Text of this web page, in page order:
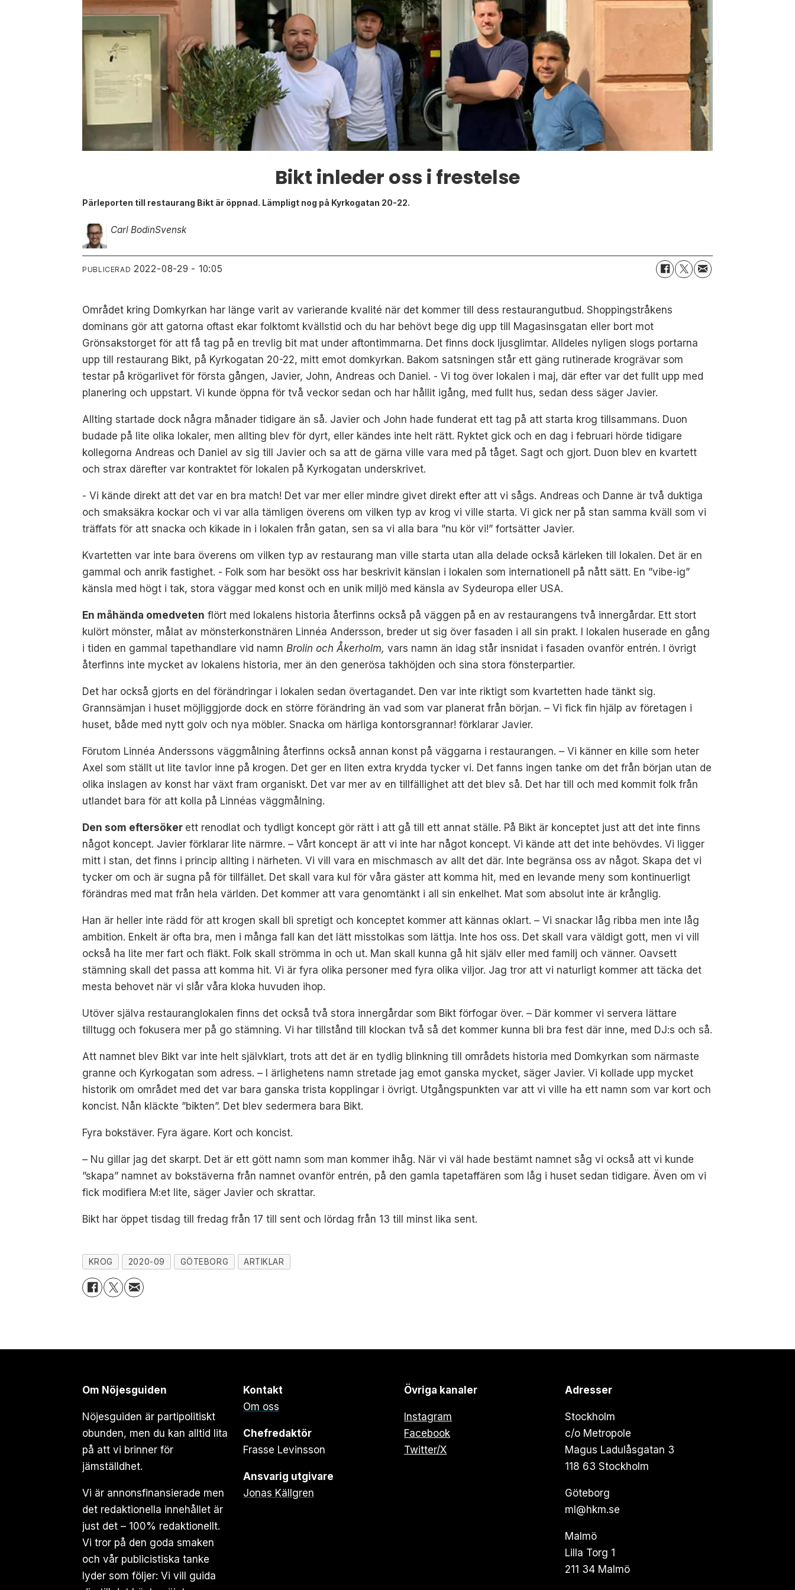
Bikt inleder oss i frestelse
Pärleporten till restaurang Bikt är öppnad. Lämpligt nog på Kyrkogatan 20-22.
Carl BodinSvensk
PUBLICERAD 2022-08-29 - 10:05
Området kring Domkyrkan har länge varit av varierande kvalité när det kommer till dess restaurangutbud. Shoppingstråkens
dominans gör att gatorna oftast ekar folktomt kvällstid och du har behövt bege dig upp till Magasinsgatan eller bort mot
Grönsakstorget för att få tag på en trevlig bit mat under aftontimmarna. Det finns dock ljusglimtar. Alldeles nyligen slogs portarna
upp till restaurang Bikt, på Kyrkogatan 20-22, mitt emot domkyrkan. Bakom satsningen står ett gäng rutinerade krogrävar som
testar på krögarlivet för första gången, Javier, John, Andreas och Daniel. - Vi tog över lokalen i maj, där efter var det fullt upp med
planering och uppstart. Vi kunde öppna för två veckor sedan och har hållit igång, med fullt hus, sedan dess säger Javier.
Allting startade dock några månader tidigare än så. Javier och John hade funderat ett tag på att starta krog tillsammans. Duon
budade på lite olika lokaler, men allting blev för dyrt, eller kändes inte helt rätt. Ryktet gick och en dag i februari hörde tidigare
kollegorna Andreas och Daniel av sig till Javier och sa att de gärna ville vara med på tåget. Sagt och gjort. Duon blev en kvartett
och strax därefter var kontraktet för lokalen på Kyrkogatan underskrivet.
- Vi kände direkt att det var en bra match! Det var mer eller mindre givet direkt efter att vi sågs. Andreas och Danne är två duktiga
och smaksäkra kockar och vi var alla tämligen överens om vilken typ av krog vi ville starta. Vi gick ner på stan samma kväll som vi
träffats för att snacka och kikade in i lokalen från gatan, sen sa vi alla bara ”nu kör vi!” fortsätter Javier.
Kvartetten var inte bara överens om vilken typ av restaurang man ville starta utan alla delade också kärleken till lokalen. Det är en
gammal och anrik fastighet. - Folk som har besökt oss har beskrivit känslan i lokalen som internationell på nått sätt. En ”vibe-ig”
känsla med högt i tak, stora väggar med konst och en unik miljö med känsla av Sydeuropa eller USA.
En måhända omedveten flört med lokalens historia återfinns också på väggen på en av restaurangens två innergårdar. Ett stort
kulört mönster, målat av mönsterkonstnären Linnéa Andersson, breder ut sig över fasaden i all sin prakt. I lokalen huserade en gång
i tiden en gammal tapethandlare vid namnBrolin och Åkerholm,vars namn än idag står insnidat i fasaden ovanför entrén. I övrigt
återfinns inte mycket av lokalens historia, mer än den generösa takhöjden och sina stora fönsterpartier.
Det har också gjorts en del förändringar i lokalen sedan övertagandet. Den var inte riktigt som kvartetten hade tänkt sig.
Grannsämjan i huset möjliggjorde dock en större förändring än vad som var planerat från början. – Vi fick fin hjälp av företagen i
huset, både med nytt golv och nya möbler. Snacka om härliga kontorsgrannar! förklarar Javier.
Förutom Linnéa Anderssons väggmålning återfinns också annan konst på väggarna i restaurangen. – Vi känner en kille som heter
Axel som ställt ut lite tavlor inne på krogen. Det ger en liten extra krydda tycker vi. Det fanns ingen tanke om det från början utan de
olika inslagen av konst har växt fram organiskt. Det var mer av en tillfällighet att det blev så. Det har till och med kommit folk från
utlandet bara för att kolla på Linnéas väggmålning.
Den som eftersöker ett renodlat och tydligt koncept gör rätt i att gå till ett annat ställe. På Bikt är konceptet just att det inte finns
något koncept. Javier förklarar lite närmre. – Vårt koncept är att vi inte har något koncept. Vi kände att det inte behövdes. Vi ligger
mitt i stan, det finns i princip allting i närheten. Vi vill vara en mischmasch av allt det där. Inte begränsa oss av något. Skapa det vi
tycker om och är sugna på för tillfället. Det skall vara kul för våra gäster att komma hit, med en levande meny som kontinuerligt
förändras med mat från hela världen. Det kommer att vara genomtänkt i all sin enkelhet. Mat som absolut inte är krånglig.
Han är heller inte rädd för att krogen skall bli spretigt och konceptet kommer att kännas oklart. – Vi snackar låg ribba men inte låg
ambition. Enkelt är ofta bra, men i många fall kan det lätt misstolkas som lättja. Inte hos oss. Det skall vara väldigt gott, men vi vill
också ha lite mer fart och fläkt. Folk skall strömma in och ut. Man skall kunna gå hit själv eller med familj och vänner. Oavsett
stämning skall det passa att komma hit. Vi är fyra olika personer med fyra olika viljor. Jag tror att vi naturligt kommer att täcka det
mesta behovet när vi slår våra kloka huvuden ihop.
Utöver själva restauranglokalen finns det också två stora innergårdar som Bikt förfogar över. – Där kommer vi servera lättare
tilltugg och fokusera mer på go stämning. Vi har tillstånd till klockan två så det kommer kunna bli bra fest där inne, med DJ:s och så.
Att namnet blev Bikt var inte helt självklart, trots att det är en tydlig blinkning till områdets historia med Domkyrkan som närmaste
granne och Kyrkogatan som adress. – I ärlighetens namn stretade jag emot ganska mycket, säger Javier. Vi kollade upp mycket
historik om området med det var bara ganska trista kopplingar i övrigt. Utgångspunkten var att vi ville ha ett namn som var kort och
koncist. Nån kläckte ”bikten”. Det blev sedermera bara Bikt.
Fyra bokstäver. Fyra ägare. Kort och koncist.
– Nu gillar jag det skarpt. Det är ett gött namn som man kommer ihåg. När vi väl hade bestämt namnet såg vi också att vi kunde
”skapa” namnet av bokstäverna från namnet ovanför entrén, på den gamla tapetaffären som låg i huset sedan tidigare. Även om vi
fick modifiera M:et lite, säger Javier och skrattar.
Bikt har öppet tisdag till fredag från 17 till sent och lördag från 13 till minst lika sent.
KROG 2020-09 GÖTEBORG ARTIKLAR
Om Nöjesguiden
Nöjesguiden är partipolitiskt
obunden, men du kan alltid lita
på att vi brinner för
jämställdhet.
Vi är annonsfinansierade men
det redaktionella innehållet är
just det – 100% redaktionellt.
Vi tror på den goda smaken
och vår publicistiska tanke
lyder som följer: Vi vill guida
Kontakt
Om oss
Chefredaktör
Frasse Levinsson
Ansvarig utgivare
Jonas Källgren
Övriga kanaler
Instagram
Facebook
Twitter/X
Adresser
Stockholm
c/o Metropole
Magus Ladulåsgatan 3
118 63 Stockholm
Göteborg
ml@hkm.se
Malmö
Lilla Torg 1
211 34 Malmö